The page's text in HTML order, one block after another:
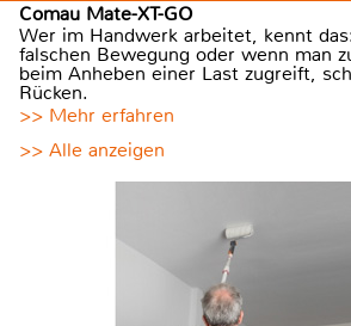
Comau Mate-XT-GO
Wer im Handwerk arbeitet, kennt
falschen Bewegung oder wenn man
beim Anheben einer Last zugreift,
Rücken.
>> Mehr erfahren
>> Alle anzeigen